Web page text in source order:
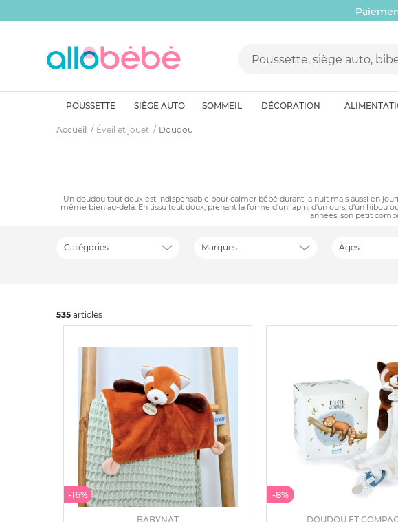
POUSSETTE SIÈGE AUTO SOMMEIL DÉCORATION
Accueil Éveil et jouet Doudou
Un doudou tout doux est indispensable pour calmer bébé durant la nuit mais aussi en
même bien au-delà. En tissu tout doux, prenant la forme d'un lapin, d'un ours, d'un hibou
années, son petit
Catégories Marques Âges
535 articles
-16%
BABYNAT
-8%
DOUDOU ET